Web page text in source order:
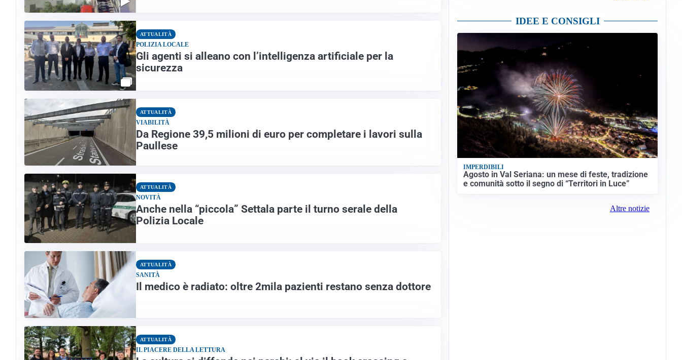
ATTUALITÀ
POLIZIA LOCALE
Gli agenti si alleano con l’intelligenza artificiale per la
sicurezza
ATTUALITÀ
VIABILITÀ
Da Regione 39,5 milioni di euro per completare i lavori sulla
Paullese
ATTUALITÀ
NOVITÀ
Anche nella “piccola” Settala parte il turno serale della
Polizia Locale
ATTUALITÀ
SANITÀ
Il medico è radiato: oltre 2mila pazienti restano senza dottore
ATTUALITÀ
IL PIACERE DELLA LETTURA
IDEE E CONSIGLI
IMPERDIBILI
Agosto in Val Seriana: un mese di feste, tradizione
e comunità sotto il segno di “Territori in Luce”
Altre notizie